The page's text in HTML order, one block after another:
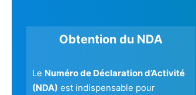
Obtention du NDA
Le Numéro de Déclaration d’Activité
(NDA) est indispensable pour